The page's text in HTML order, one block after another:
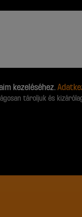
kezeléséhez.
tároljuk és